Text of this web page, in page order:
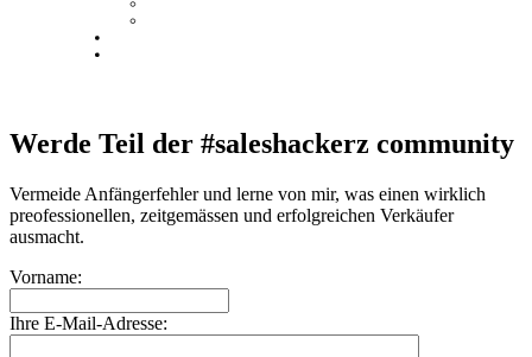
Werde Teil der #saleshackerz community
Vermeide Anfängerfehler und lerne von mir, was einen wirklich
preofessionellen, zeitgemässen und erfolgreichen Verkäufer
ausmacht.
Vorname:
Ihre E-Mail-Adresse: